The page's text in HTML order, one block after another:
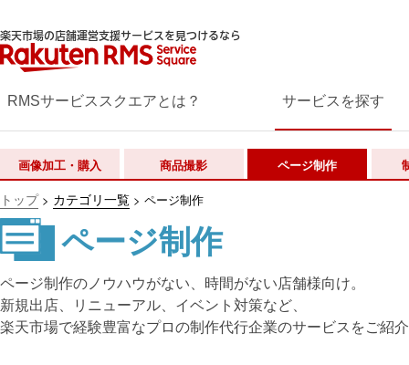
楽天市場の店舗運営支援サービスを見つけるなら
RMSサービススクエアとは？ サービスを探す
画像加工・購入 商品撮影 ページ制作
トップ> カテゴリ一覧 > ページ制作
ページ制作
ページ制作のノウハウがない、時間がない店舗様向け。
新規出店、リニューアル、イベント対策など、
楽天市場で経験豊富なプロの制作代行企業のサービスをご紹